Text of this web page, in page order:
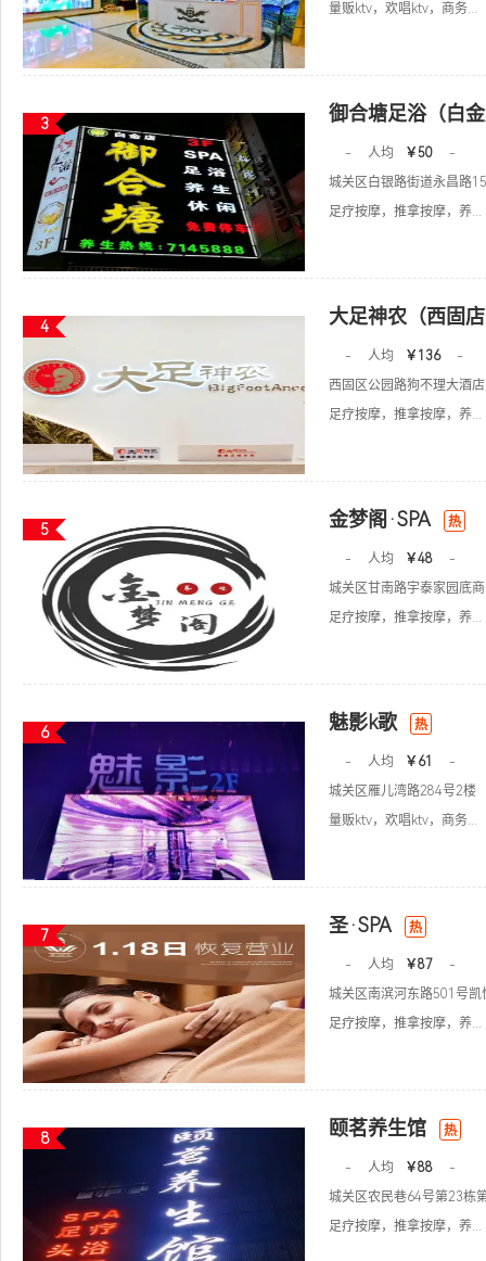
量贩ktv，欢唱ktv，商务...
3 御合塘足浴（白
- 人均 ￥50
-
城关区白银路街道永昌路
足疗按摩，推拿按摩，养...
4 大足神农（西固
- 人均 ￥136
-
西固区公园路狗不理大酒
足疗按摩，推拿按摩，养...
5 金梦阁·SPA 热
- 人均 ￥48
-
城关区甘南路宇泰家园底商
足疗按摩，推拿按摩，养...
6 魅影k歌 热
- 人均 ￥61
-
城关区雁儿湾路284号2楼
量贩ktv，欢唱ktv，商务...
7 圣·SPA 热
- 人均 ￥87
-
城关区南滨河东路501号凯
足疗按摩，推拿按摩，养...
8 颐茗养生馆 热
- 人均 ￥88
-
城关区农民巷64号第23栋
足疗按摩，推拿按摩，养...